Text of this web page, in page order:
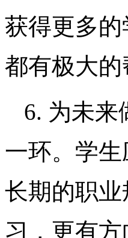
获得更多
都有极大的
6. 为未来
一环。学
长期的职
习，更有